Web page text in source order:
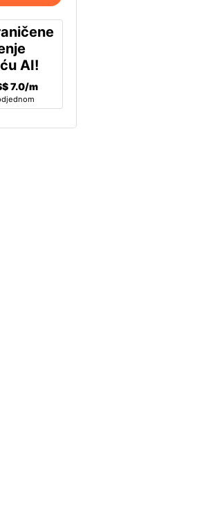
AI!
7.0/m